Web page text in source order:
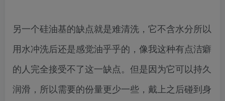
另一个硅油基的缺点就是难清洗，它不含水分所以
用水冲洗后还是感觉油乎乎的，像我这种有点洁癖
的人完全接受不了这一缺点。但是因为它可以持久
润滑，所以需要的份量更少一些，戴上之后碰到身